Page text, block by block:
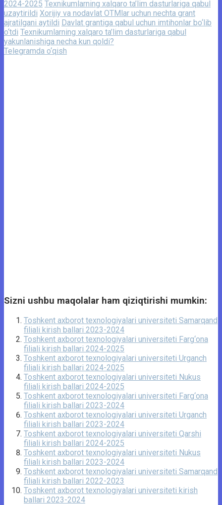
2024-2025 Texnikumlarning xalqaro ta’lim dasturlariga qabul
uzaytirildi Xorijiy va nodavlat OTMlar uchun nechta grant
ajratilgani aytildi Davlat grantiga qabul uchun imtihonlar bo‘lib
o‘tdi Texnikumlarning xalqaro ta’lim dasturlariga qabul
yakunlanishiga necha kun qoldi?
Telegramda o‘qish
Sizni ushbu maqolalar ham qiziqtirishi mumkin:
Toshkent axborot texnologiyalari universiteti Samarqand
filiali kirish ballari 2023-2024
Toshkent axborot texnologiyalari universiteti Farg‘ona
filiali kirish ballari 2024-2025
Toshkent axborot texnologiyalari universiteti Urganch
filiali kirish ballari 2024-2025
Toshkent axborot texnologiyalari universiteti Nukus
filiali kirish ballari 2024-2025
Toshkent axborot texnologiyalari universiteti Farg‘ona
filiali kirish ballari 2023-2024
Toshkent axborot texnologiyalari universiteti Urganch
filiali kirish ballari 2023-2024
Toshkent axborot texnologiyalari universiteti Qarshi
filiali kirish ballari 2024-2025
Toshkent axborot texnologiyalari universiteti Nukus
filiali kirish ballari 2023-2024
Toshkent axborot texnologiyalari universiteti Samarqand
filiali kirish ballari 2022-2023
Toshkent axborot texnologiyalari universiteti kirish
ballari 2023-2024